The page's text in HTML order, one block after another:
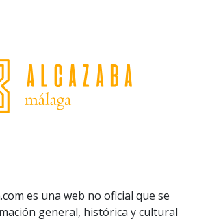
es una web no oficial que se
general, histórica y cultural